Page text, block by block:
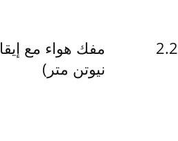
مفك هواء مع إيقاف تلقائي (1.2~2.2
نيوتن متر)